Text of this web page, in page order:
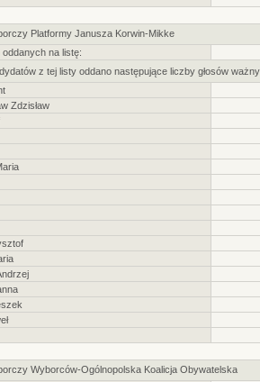
Platformy Janusza Korwin-Mikke
oddanych na listę:
z tej listy oddano następujące liczby głosów
Zdzisław
Wyborców-Ogólnopolska Koalicja Obywatelska